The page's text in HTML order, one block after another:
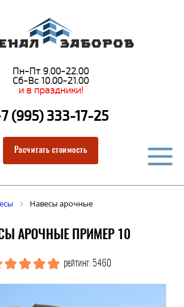
Пн-Пт 9.00-22.00
Сб-Вс 10.00-21.00
и в праздники!
(995) 333-17-25
Расчитать стоимость
Навесы арочные
АРОЧНЫЕ ПРИМЕР 10
рейтинг: 5460